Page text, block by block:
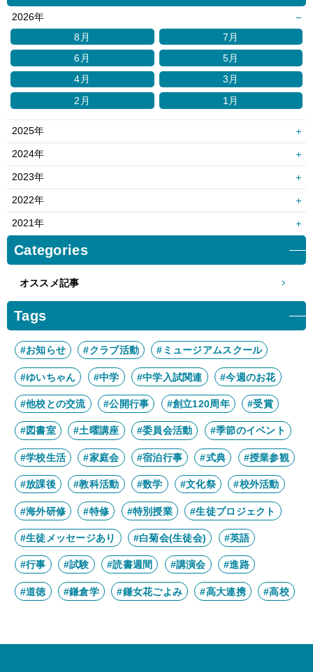
2026年
8月
7月
6月
5月
4月
3月
2月
1月
2025年
6月
5月
4月
3月
2月
2024年
6月
5月
2月
2023年
4月
2月
1月
2022年
8月
7月
6月
2021年
10月
9月
8月
4月
3月
2月
1月
Categories
オススメ記事
Tags
#お知らせ #クラブ活動 #ミュージアムスクール
#ゆいちゃん #中学 #中学入試関連 #今週のお花
#他校との交流 #公開行事 #創立120周年 #受賞
#図書室 #土曜講座 #委員会活動 #季節のイベント
#学校生活 #家庭会 #宿泊行事 #式典 #授業参観
#放課後 #教科活動 #数学 #文化祭 #校外活動
#海外研修 #特修 #特別授業 #生徒プロジェクト
#生徒メッセージあり #白菊会(生徒会) #英語
#行事 #試験 #読書週間 #講演会 #進路
#道徳 #鎌倉学 #鎌女花ごよみ #高大連携 #高校